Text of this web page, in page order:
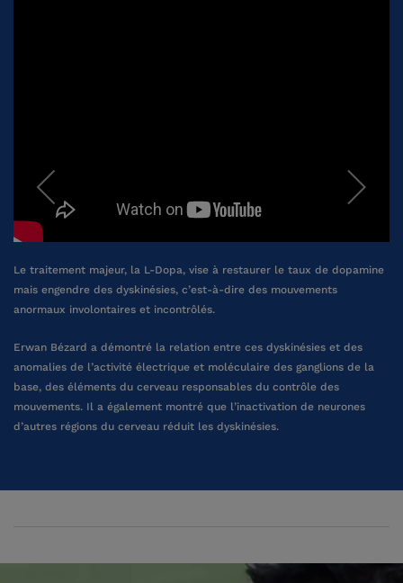
Le traitement majeur, la L-Dopa, vise à restaurer le taux de dopamine
mais engendre des dyskinésies, c’est-à-dire des mouvements
anormaux involontaires et incontrôlés.
Erwan Bézard a démontré la relation entre ces dyskinésies et des
anomalies de l’activité électrique et moléculaire des ganglions de la
base, des éléments du cerveau responsables du contrôle des
mouvements. Il a également montré que l’inactivation de neurones
d’autres régions du cerveau réduit les dyskinésies.